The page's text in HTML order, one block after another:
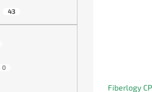
43
0
Fiberlogy